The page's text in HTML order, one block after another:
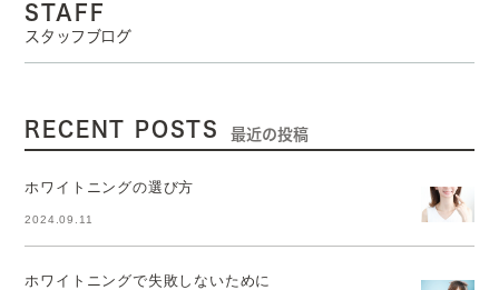
STAFF
スタッフブログ
RECENT POSTS 最近の投稿
ホワイトニングの選び方
2024.09.11
ホワイトニングで失敗しないために